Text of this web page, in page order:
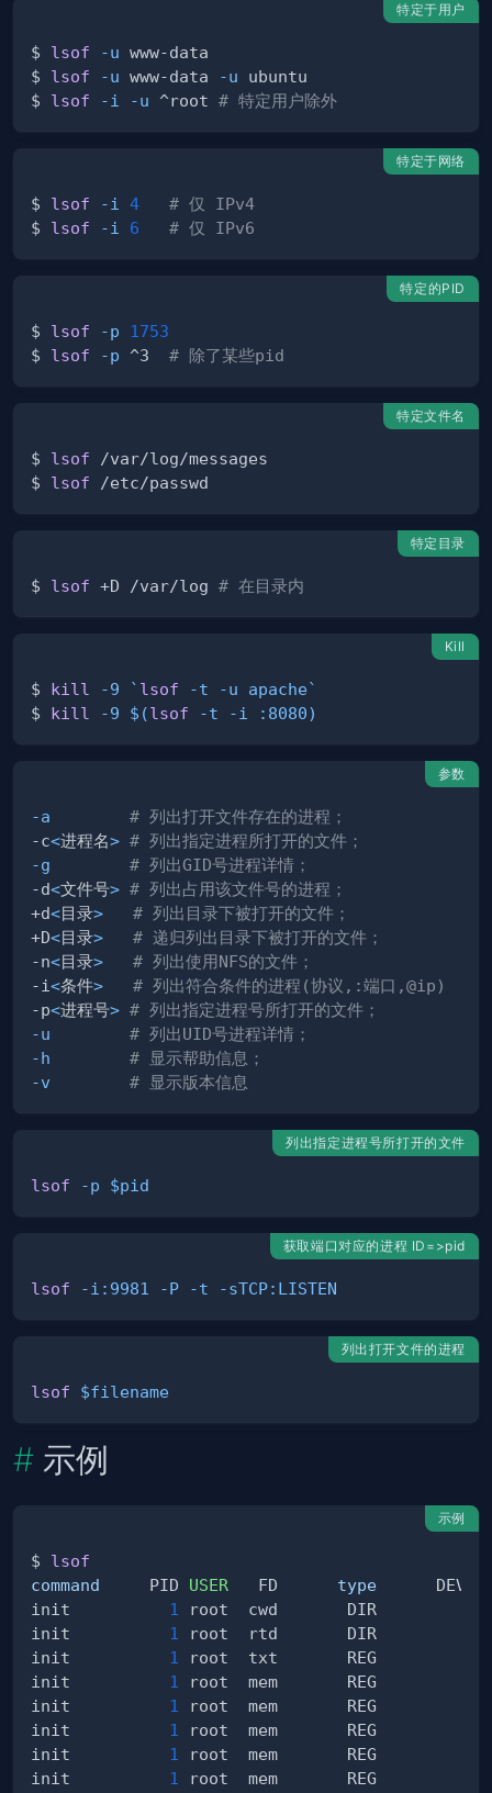
特定于用户
$ lsof -u
$ lsof -u www-data -u
$ lsof -i -u ^root # 特定用户除外
特定于网络
$ lsof -i 4
# 仅 IPv4
$ lsof -i 6 # 仅 IPv6
特定的PID
$ lsof -p
1753
$ lsof -p ^3 # 除了某些pid
特定文件名
$ lsof
$ lsof
特定目录
$ lsof +D /var/log # 在目录内
Kill
$ kill -9 ` lsof -t -u apache`
$ kill -9 $(lsof -t -i :8080)
参数
-a
# 列出打开文件存在的进程；
-c<进程名> # 列出指定进程所打开的文件；
-g
# 列出GID号进程详情；
-d<文件号> # 列出占用该文件号的进程；
+d<目录>
# 列出目录下被打开的文件；
+D<目录>
# 递归列出目录下被打开的文件；
-n<目录>
# 列出使用NFS的文件；
-i<条件>
# 列出符合条件的进程(协议,:端口,@ip)
-p<进程号> # 列出指定进程号所打开的文件；
-u
# 列出UID号进程详情；
-h
# 显示帮助信息；
-v
# 显示版本信息
列出指定进程号所打开的文件
lsof -p $pid
获取端口对应的进程 ID=>pid
lsof -i:9981 -P -t -sTCP:LISTEN
列出打开文件的进程
lsof $filename
示例
示例
$ lsof
command
     PID
USER
   FD
type
init 1 root  cwd       DIR
init 1 root  rtd       DIR
init 1 root  txt       REG
init 1 root  mem       REG
init 1 root  mem       REG
init 1 root  mem       REG
init 1 root  mem       REG
init 1 root  mem       REG